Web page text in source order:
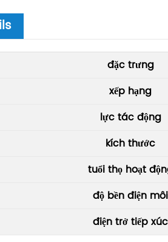
đặc trưng
xếp hạng
lực tác động
kích thước
tuổi thọ hoạt
độ bền điện môi
điện trở tiếp xúc